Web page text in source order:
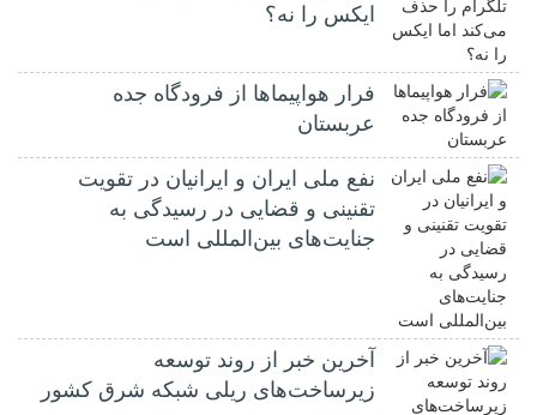
ایکس را نه؟
فرار هواپیماها از فرودگاه جده
عربستان
نفع ملی ایران و ایرانیان در تقویت
تقنینی و قضایی در رسیدگی به
جنایت‌های بین‌المللی است
آخرین خبر از روند توسعه
زیرساخت‌های ریلی شبکه شرق کشور